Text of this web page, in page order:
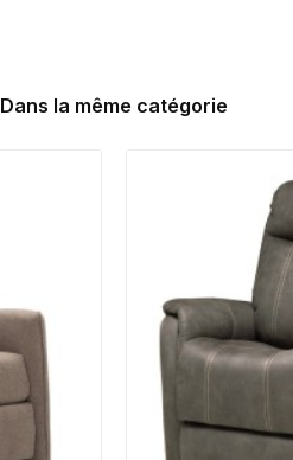
Dans la même catégorie